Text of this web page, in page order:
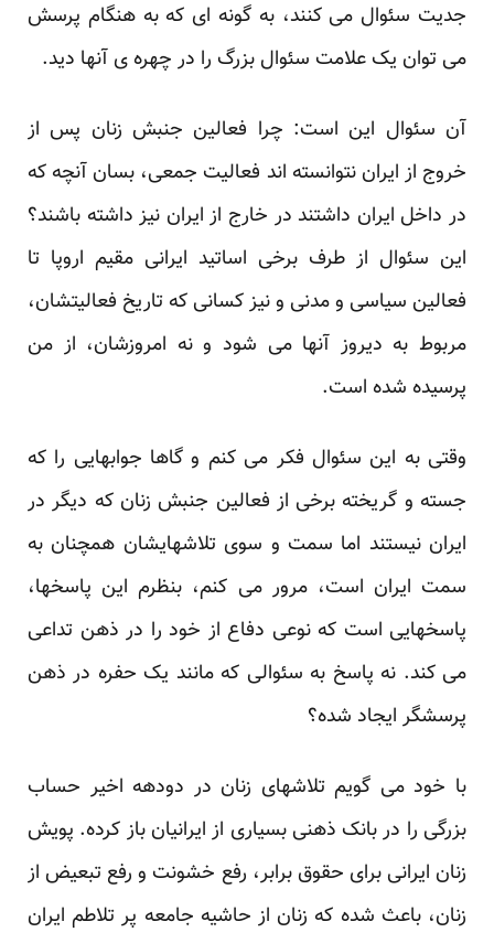
جدیت سئوال می کنند، به گونه ای که به هنگام پرسش
می توان یک علامت سئوال بزرگ را در چهره ی آنها دید.
آن سئوال این است: چرا فعالین جنبش زنان پس از
خروج از ایران نتوانسته اند فعالیت جمعی، بسان آنچه که
در داخل ایران داشتند در خارج از ایران نیز داشته باشند؟
این سئوال از طرف برخی اساتید ایرانی مقیم اروپا تا
فعالین سیاسی و مدنی و نیز کسانی که تاریخ فعالیتشان،
مربوط به دیروز آنها می شود و نه امروزشان، از من
پرسیده شده است.
وقتی به این سئوال فکر می کنم و گاها جوابهایی را که
جسته و گریخته برخی از فعالین جنبش زنان که دیگر در
ایران نیستند اما سمت و سوی تلاشهایشان همچنان به
سمت ایران است، مرور می کنم، بنظرم این پاسخها،
پاسخهایی است که نوعی دفاع از خود را در ذهن تداعی
می کند. نه پاسخ به سئوالی که مانند یک حفره در ذهن
پرسشگر ایجاد شده؟
با خود می گویم تلاشهای زنان در دودهه اخیر حساب
بزرگی را در بانک ذهنی بسیاری از ایرانیان باز کرده. پویش
زنان ایرانی برای حقوق برابر، رفع خشونت و رفع تبعیض از
زنان، باعث شده که زنان از حاشیه جامعه پر تلاطم ایران